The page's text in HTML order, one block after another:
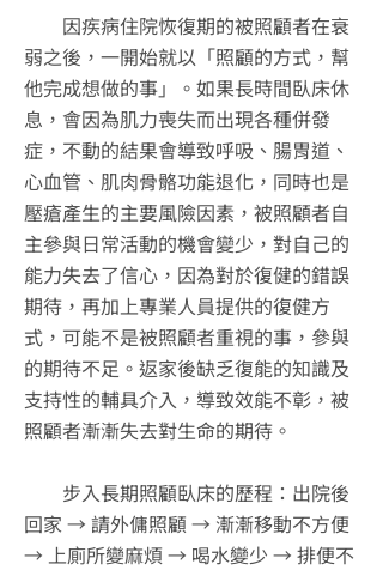
因疾病住院恢復期的被照顧者在衰
弱之後，一開始就以「照顧的方式，幫
他完成想做的事」。如果長時間臥床休
息，會因為肌力喪失而出現各種併發
症，不動的結果會導致呼吸、腸胃道、
心血管、肌肉骨骼功能退化，同時也是
壓瘡產生的主要風險因素，被照顧者自
主參與日常活動的機會變少，對自己的
能力失去了信心，因為對於復健的錯誤
期待，再加上專業人員提供的復健方
式，可能不是被照顧者重視的事，參與
的期待不足。返家後缺乏復能的知識及
支持性的輔具介入，導致效能不彰，被
照顧者漸漸失去對生命的期待。
步入長期照顧臥床的歷程：出院後
回家 → 請外傭照顧 → 漸漸移動不方便
→ 上廁所變麻煩 → 喝水變少 → 排便不